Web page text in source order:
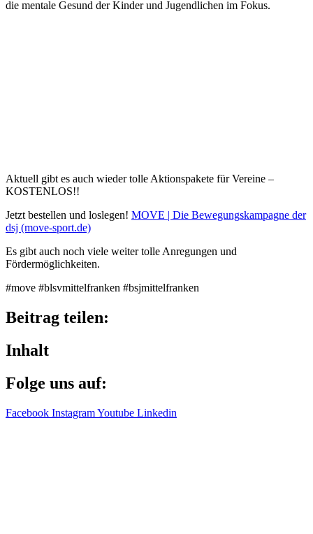
die mentale Gesund der Kinder und Jugend­li­chen im Fokus.
Aktu­ell gibt es auch wieder tolle Akti­ons­pa­kete für Vereine –
KOSTENLOS!!
Jetzt bestel­len und losle­gen! MOVE | Die Bewe­gungs­kam­pa­gne der
dsj (move​-sport​.de)
Es gibt auch noch viele weiter tolle Anre­gun­gen und
Fördermöglichkeiten.
#move #blsvmit­tel­fran­ken #bsjmit­tel­fran­ken
Beitrag teilen:
Inhalt
Folge uns auf:
Facebook InstagramYoutube Linkedin